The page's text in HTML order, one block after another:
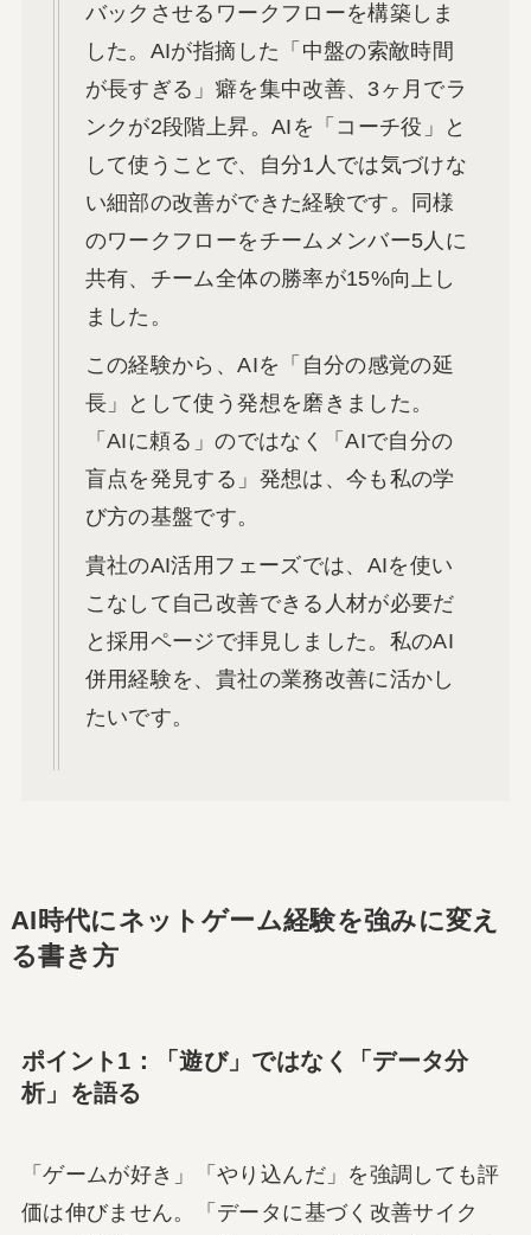
バックさせるワークフローを構築しま
した。AIが指摘した「中盤の索敵時間
が長すぎる」癖を集中改善、3ヶ月でラ
ンクが2段階上昇。AIを「コーチ役」と
して使うことで、自分1人では気づけな
い細部の改善ができた経験です。同様
のワークフローをチームメンバー5人に
共有、チーム全体の勝率が15%向上し
ました。
この経験から、AIを「自分の感覚の延
長」として使う発想を磨きました。
「AIに頼る」のではなく「AIで自分の
盲点を発見する」発想は、今も私の学
び方の基盤です。
貴社のAI活用フェーズでは、AIを使い
こなして自己改善できる人材が必要だ
と採用ページで拝見しました。私のAI
併用経験を、貴社の業務改善に活かし
たいです。
AI時代にネットゲーム経験を強みに変え
る書き方
ポイント1：「遊び」ではなく「データ分
析」を語る
「ゲームが好き」「やり込んだ」を強調しても評
価は伸びません。「データに基づく改善サイク